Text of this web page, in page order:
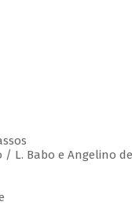
L. Babo e Angelino